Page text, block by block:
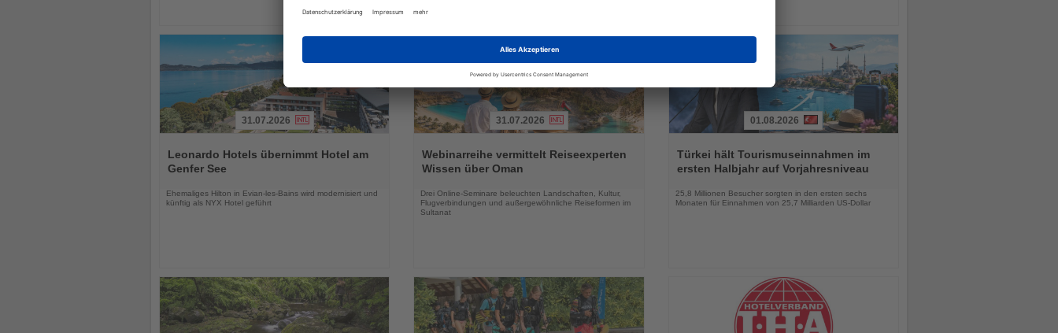
Sie
die
31.07.2026
Leonardo Hotels übernimmt Hotel am
Genfer See
Ehemaliges Hilton in Evian-les-Bains wird modernisiert und
künftig als NYX Hotel geführt
Sie
die
31.07.2026
Webinarreihe vermittelt Reiseexperten
Wissen über Oman
Drei Online-Seminare beleuchten Landschaften, Kultur,
Flugverbindungen und außergewöhnliche Reiseformen im
Sultanat
Sie
die
01.08.2026
Türkei hält Tourismuseinnahmen im
ersten Halbjahr auf Vorjahresniveau
25,8 Millionen Besucher sorgten in den ersten sechs
Monaten für Einnahmen von 25,7 Milliarden US-Dollar